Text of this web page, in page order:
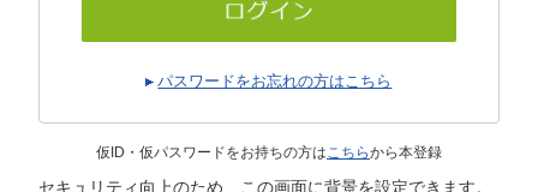
パスワードをお忘れの方はこちら
仮ID・仮パスワードをお持ちの方はこちらから本登録
セキュリティ向上のため、この画面に背景を設定できます。